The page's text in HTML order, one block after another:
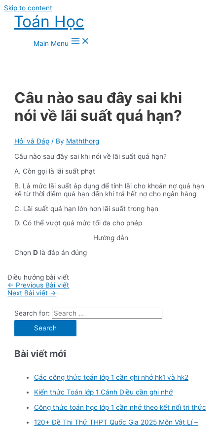
Skip to content
Toán Học
Main Menu
Câu nào sau đây sai khi
nói về lãi suất quá hạn?
Hỏi và Đáp / By Maththorg
Câu nào sau đây sai khi nói về lãi suất quá hạn?
A. Còn gọi là lãi suất phạt
B. Là mức lãi suất áp dụng để tính lãi cho khoản nợ quá hạn
kể từ thời điểm quá hạn đến khi trả hết nợ cho ngân hàng
C. Lãi suất quá hạn lớn hơn lãi suất trong hạn
D. Có thể vượt quá mức tối đa cho phép
Hướng dẫn
ChọnD là đáp án đúng
Điều hướng bài viết
← Previous Bài viết
Next Bài viết →
Search for:
Bài viết mới
Các công thức toán lớp 1 cần ghi nhớ hk1 và hk2
Kiến thức Toán lớp 1 Cánh Diều cần ghi nhớ
Công thức toán học lớp 1 cần nhớ theo kết nối tri thức
120+ Đề Thi Thử THPT Quốc Gia 2025 Môn Vật Lí –